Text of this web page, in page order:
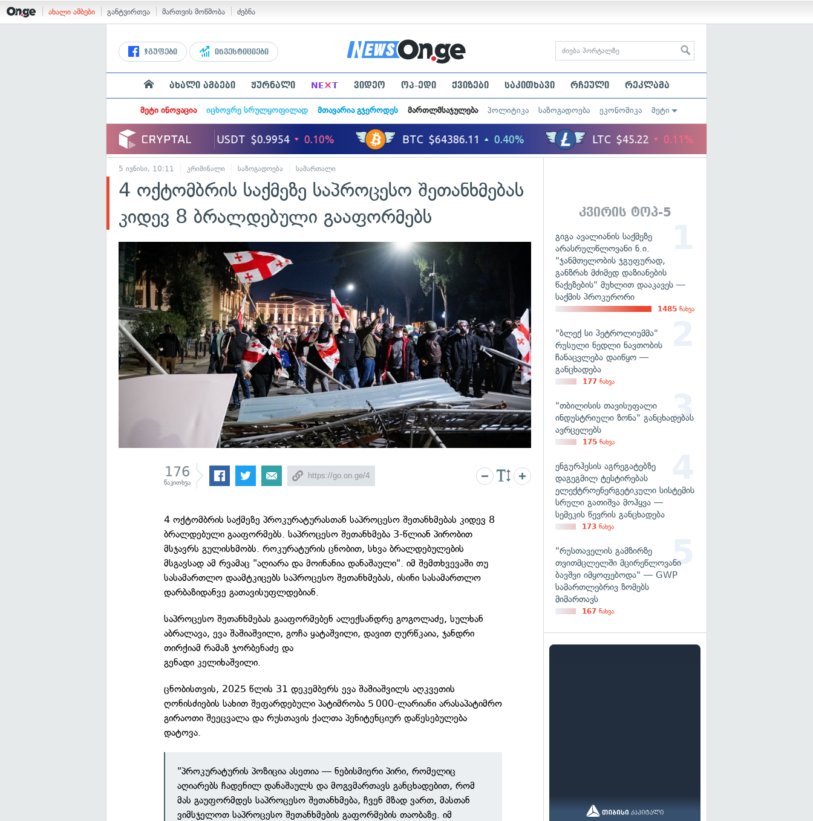
ახალი ამბები განტვირთვა მართვის მოწმობა ძებნა
ჯგუფები ინვესტიციები
ახალი ამბები ჟურნალი NE×T ვიდეო ოპ-ედი ქვიზები საკითხავი რჩეული რეკლამა
მეტი ინოვაცია იცხოვრე სრულყოფილად მთავარია გჯეროდეს მართლმსაჯულება პოლიტიკა საზოგადოება ეკონომიკა მეტი
5 ივნისი, 10:11 კრიმინალი საზოგადოება სამართალი
4 ოქტომბრის საქმეზე საპროცესო შეთანხმებას
კიდევ 8 ბრალდებული გააფორმებს
176
წაკითხვა
4 ოქტომბრის საქმეზე პროკურატურასთან საპროცესო შეთანხმებას კიდევ 8
ბრალდებული გააფორმებს. საპროცესო შეთანხმება 3-წლიან პირობით
მსჯავრს გულისხმობს. როკურატურის ცნობით, სხვა ბრალდებულების
მსგავსად ამ რვამაც "აღიარა და მოინანია დანაშაული". იმ შემთხვევაში თუ
სასამართლო დაამტკიცებს საპროცესო შეთანხმებას, ისინი სასამართლო
დარბაზიდანვე გათავისუფლდებიან.
საპროცესო შეთანხმებას გააფორმებენ ალექსანდრე გოგოლაძე, სულხან
აბრალავა, ევა შაშიაშვილი, გოჩა ყატაშვილი, დავით ღურწკაია, ჯანდრი
თირქიამ რამაზ ჯორბენაძე და
გენადი კელიხაშვილი.
ცნობისთვის, 2025 წლის 31 დეკემბერს ევა შაშიაშვილს აღკვეთის
ღონისძიების სახით შეფარდებული პატიმრობა 5 000-ლარიანი არასაპატიმრო
გირაოთი შეეცვალა და რუსთავის ქალთა პენიტენციურ დაწესებულება
დატოვა.
"პროკურატურის პოზიცია ასეთია — ნებისმიერი პირი, რომელიც
აღიარებს ჩადენილ დანაშაულს და მოგვმართავს განცხადებით, რომ
მას გაუფორმდეს საპროცესო შეთანხმება, ჩვენ მზად ვართ, მასთან
ვიმსჯელოთ საპროცესო შეთანხმების გაფორმების თაობაზე. იმ
კვირის ტოპ-5
გიგა ავალიანის საქმეზე
არასრულწლოვანი ნ.ი.
"ჯანმთელობის ჯგუფურად,
განზრახ მძიმედ დაზიანების
წაქეზების" მუხლით დააკავეს —
საქმის პროკურორი
1485 ნახვა
"ბლექ სი პეტროლიუმმა"
რუსული ნედლი ნავთობის
ჩანაცვლება დაიწყო —
განცხადება
177 ნახვა
"თბილისის თავისუფალი
ინდუსტრიული ზონა" განცხადებას
ავრცელებს
175 ნახვა
ენგურჰესის აგრეგატებზე
დაგეგმილ ტესტირებას
ელექტროენერგეტიკული სისტემის
სრული გათიშვა მოჰყვა —
სემეკის წევრის განცხადება
173 ნახვა
"რუსთაველის გამზირზე
თვითმცლელში მცირეწლოვანი
ბავშვი იმყოფებოდა" — GWP
სამართლებრივ ზომებს
მიმართავს
167 ნახვა